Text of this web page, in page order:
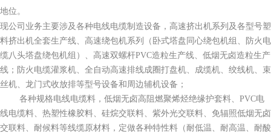
地位。
现公司业务主要涉及各种电线电缆制造设备，高速挤出机系列及各型号塑
料挤出机全套生产线、高速绕包机系列（卧式塔盘同心绕包机组、防火电
缆八头塔盘绕包机组）、高速双螺杆PVC造粒生产线、低烟无卤造粒生产
线；防火电缆灌浆机、全自动高速排线成圈打盘机、成缆机、绞线机、束
丝机、龙门式收放排等型号设备和周边辅机设备；
各种规格电线电缆料，低烟无卤高阻燃聚烯烃绝缘护套料、PVC电
线电缆料、热塑性橡胶料、硅烷交联料、紫外光交联料、免辐照低烟无卤
交联料、耐候料等线缆原材料，定做各种特性料（耐低温、耐高温、耐酸